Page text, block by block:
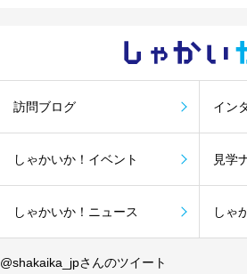
しゃかい
訪問ブログ イン
しゃかいか！イベント 見学
しゃかいか！ニュース しゃ
@shakaika_jpさんのツイート